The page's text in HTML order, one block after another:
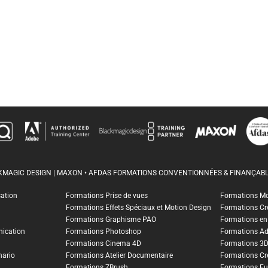
DESIGN | MAXON • AFDAS FORMATIONS CONVENTIONNÉES &
Formations Prise de vues
Formations
Formations Effets Spéciaux et Motion Design
Formations
Formations Graphisme PAO
Formations
Formations Photoshop
Formations
Formations Cinema 4D
Formations
Formations Atelier Documentaire
Formations